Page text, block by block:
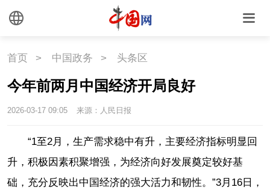
首页 > 中国政务 > 头条区
今年前两月中国经济开局良好
2026-03-17 09:05 来源：人民日报
“1至2月，生产需求稳中有升，主要经济指标明显回
升，积极因素积聚增强，为经济向好发展奠定较好基
础，充分反映出中国经济的强大活力和韧性。”3月16日，